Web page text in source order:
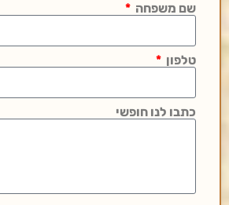
שם משפחה
טלפון
כתבו לנו חופשי